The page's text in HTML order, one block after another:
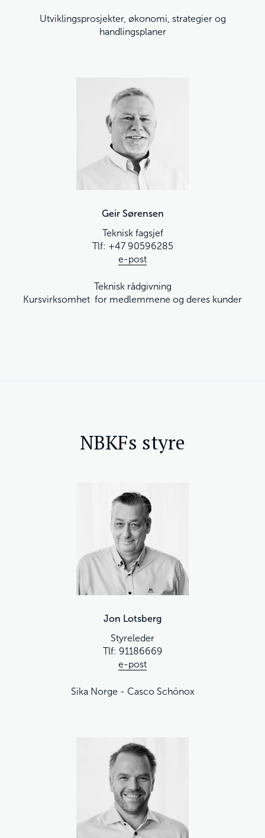
Utviklingsprosjekter, økonomi, strategier og
handlingsplaner
Geir Sørensen
Teknisk fagsjef
Tlf: +47 90596285
e-post
Teknisk rådgivning
Kursvirksomhet for medlemmene og deres kunder
NBKFs styre
Jon Lotsberg
Styreleder
Tlf: 91186669
e-post
Sika Norge - Casco Schönox